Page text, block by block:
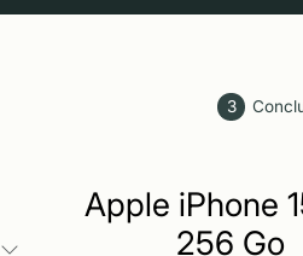
3
Apple iPhone
256 Go